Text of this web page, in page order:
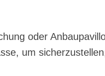
oder
um